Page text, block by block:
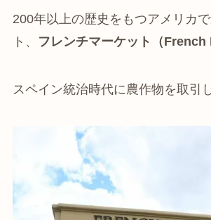
200年以上の歴史をもつアメリカ
ト、
フレンチマーケット（French
スペイン統治時代に農作物を取引